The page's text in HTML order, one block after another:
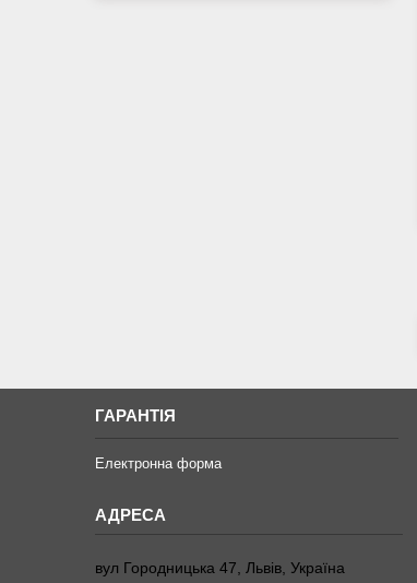
ГАРАНТІЯ
Електронна форма
вул Городницька 47, Львів, Україна